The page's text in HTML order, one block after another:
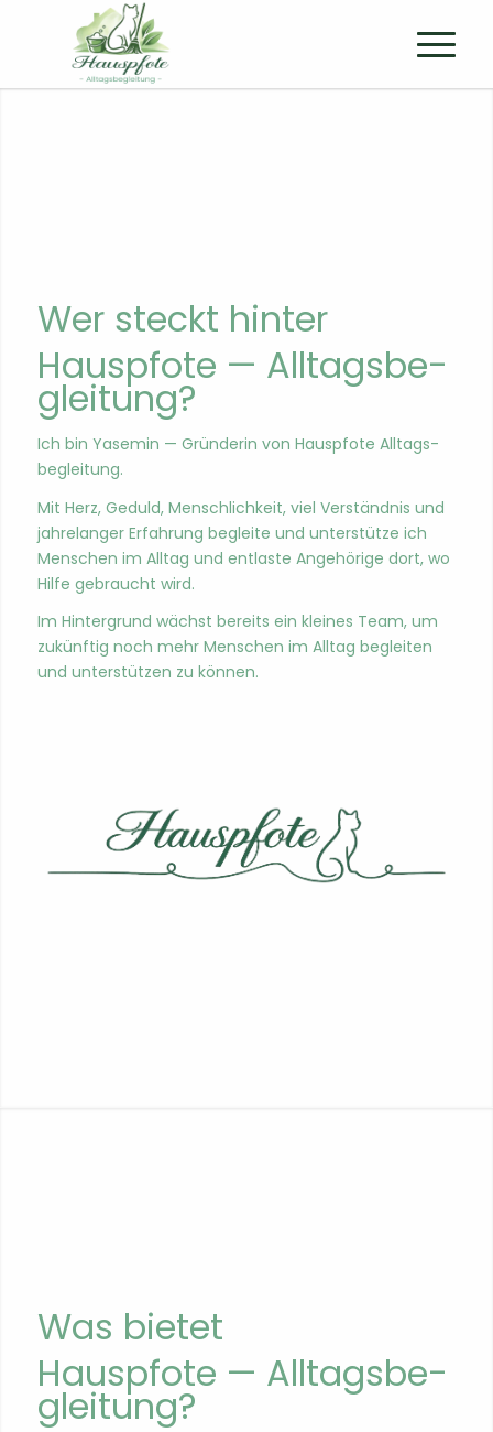
Wer steckt hin­ter
Hausp­fote — All­t­ags­be­
gleitung?
Ich bin Yasemin — Grün­derin von Hausp­fote All­t­ags­
be­gleitung.
Mit Herz, Geduld, Men­schlichkeit, viel Ver­ständ­nis und
jahre­langer Erfahrung begleite und unter­stütze ich
Men­schen im All­t­ag und ent­laste Ange­hörige dort, wo
Hil­fe gebraucht wird.
Im Hin­ter­grund wächst bere­its ein kleines Team, um
zukün­ftig noch mehr Men­schen im All­t­ag begleit­en
und unter­stützen zu kön­nen.
Was bietet
Hausp­fote — All­t­ags­be­
gleitung?